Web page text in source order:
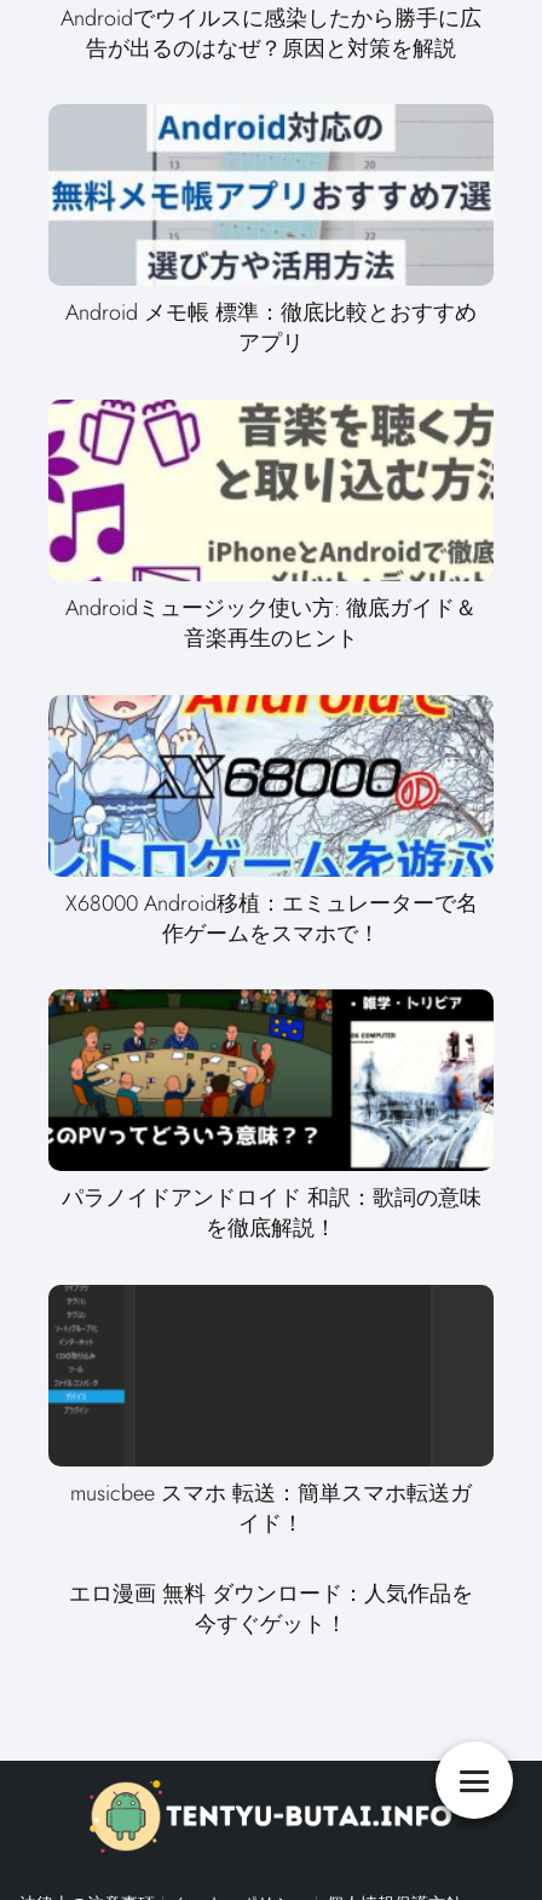
Androidでウイルスに感染したから勝手に広
告が出るのはなぜ？原因と対策を解説
Android メモ帳 標準：徹底比較とおすすめ
アプリ
Androidミュージック使い方: 徹底ガイド＆
音楽再生のヒント
X68000 Android移植：エミュレーターで名
作ゲームをスマホで！
パラノイドアンドロイド 和訳：歌詞の意味
を徹底解説！
musicbee スマホ 転送：簡単スマホ転送ガ
イド！
エロ漫画 無料 ダウンロード：人気作品を
今すぐゲット！